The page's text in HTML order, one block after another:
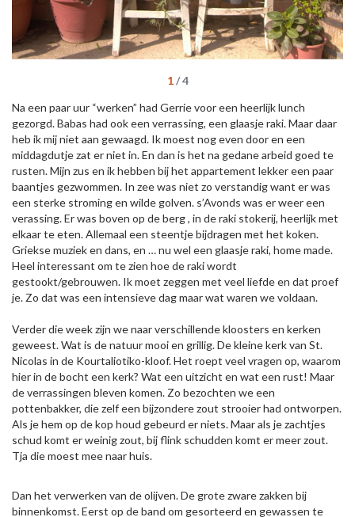
1/4
Na een paar uur “werken” had Gerrie voor een heerlijk lunch
gezorgd. Babas had ook een verrassing, een glaasje raki. Maar daar
heb ik mij niet aan gewaagd. Ik moest nog even door en een
middagdutje zat er niet in. En dan is het na gedane arbeid goed te
rusten. Mijn zus en ik hebben bij het appartement lekker een paar
baantjes gezwommen. In zee was niet zo verstandig want er was
een sterke stroming en wilde golven. s’Avonds was er weer een
verassing. Er was boven op de berg , in de raki stokerij, heerlijk met
elkaar te eten. Allemaal een steentje bijdragen met het koken.
Griekse muziek en dans, en … nu wel een glaasje raki, home made.
Heel interessant om te zien hoe de raki wordt
gestookt/gebrouwen. Ik moet zeggen met veel liefde en dat proef
je. Zo dat was een intensieve dag maar wat waren we voldaan.
Verder die week zijn we naar verschillende kloosters en kerken
geweest. Wat is de natuur mooi en grillig. De kleine kerk van St.
Nicolas in de Kourtaliotiko-kloof. Het roept veel vragen op, waarom
hier in de bocht een kerk? Wat een uitzicht en wat een rust! Maar
de verrassingen bleven komen. Zo bezochten we een
pottenbakker, die zelf een bijzondere zout strooier had ontworpen.
Als je hem op de kop houd gebeurd er niets. Maar als je zachtjes
schud komt er weinig zout, bij flink schudden komt er meer zout.
Tja die moest mee naar huis.
Dan het verwerken van de olijven. De grote zware zakken bij
binnenkomst. Eerst op de band om gesorteerd en gewassen te